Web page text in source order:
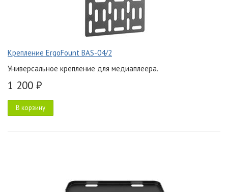
Крепление ErgoFount BAS-04/2
Универсальное крепление для медиаплеера.
1 200 ₽
В корзину